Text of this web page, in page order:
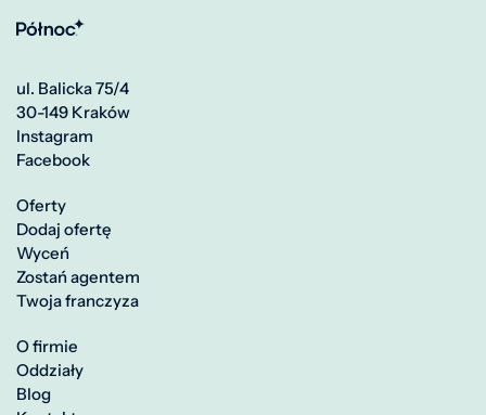
ul. Balicka 75/4
30-149 Kraków
Instagram
Facebook
Oferty
Dodaj ofertę
Wyceń
Zostań agentem
Twoja franczyza
O firmie
Oddziały
Blog